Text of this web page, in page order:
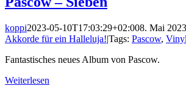
koppi2023-05-10T17:03:29+02:008. Mai 2023
Akkorde für ein Halleluja!|Tags: Pascow, Vinyl
Fantastisches neues Album von Pascow.
Weiterlesen